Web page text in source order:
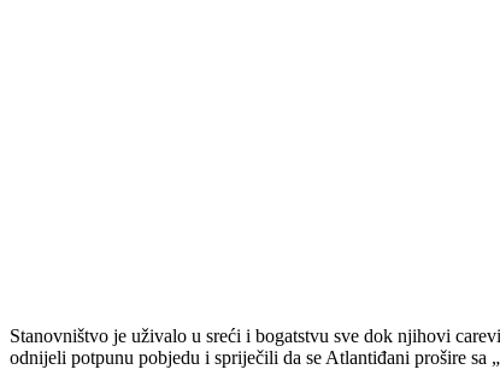
Stanovništvo je uživalo u sreći i bogatstvu sve dok njihovi
odnijeli potpunu pobjedu i spriječili da se Atlantiđani prošire sa